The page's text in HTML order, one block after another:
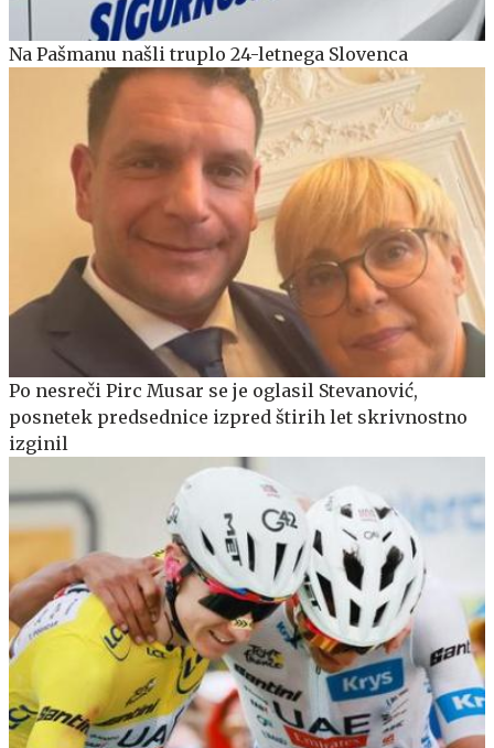
Na Pašmanu našli truplo 24-letnega Slovenca
Po nesreči Pirc Musar se je oglasil Stevanović,
posnetek predsednice izpred štirih let skrivnostno
izginil